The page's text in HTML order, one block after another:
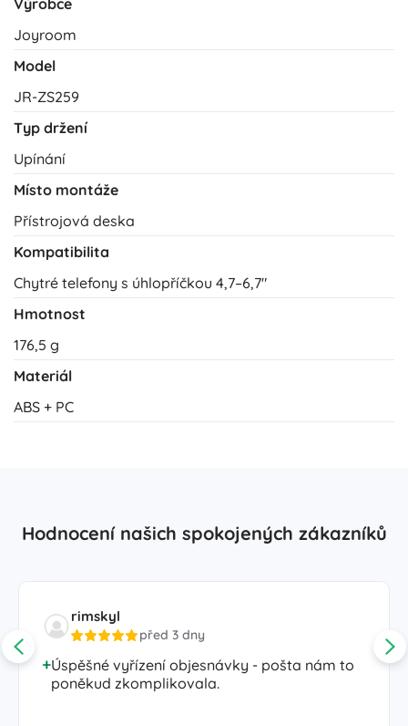
Výrobce
Joyroom
Model
JR-ZS259
Typ držení
Upínání
Místo montáže
Přístrojová deska
Kompatibilita
Chytré telefony s úhlopříčkou 4,7–6,7"
Hmotnost
176,5 g
Materiál
ABS + PC
Hodnocení našich spokojených zákazníků
rimskyl
před 3 dny
Úspěšné vyřízení objesnávky - pošta nám to
poněkud zkomplikovala.